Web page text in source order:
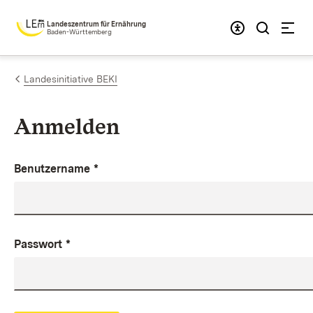
Zum Inhalt springen
Landeszentrum für Ernährung
Baden-Württemberg
Landesinitiative BEKI
Anmelden
Benutzername *
Passwort *